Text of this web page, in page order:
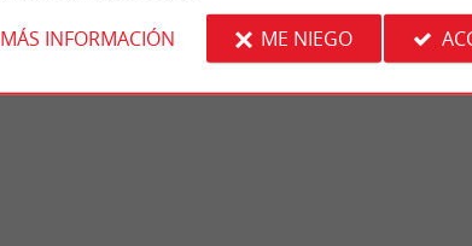
MÁS INFORMACIÓN ME NIEGO